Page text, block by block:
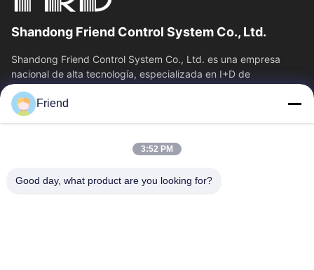
Shandong Friend Control System Co., Ltd.
Shandong Friend Control System Co., Ltd. es una empresa
nacional de alta tecnología, especializada en I+D de
instrumentación, fabricación y...
Vínculos Rápidos
Sobre Nosotros
Visita A La Fábrica
Control De Calidad
Friend
3:52 PM
Good day, what product are you looking for?